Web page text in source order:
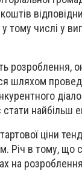
тому числі у
розроблення,
шляхом
стати
ціни
Річ в тому, що
на розроблення